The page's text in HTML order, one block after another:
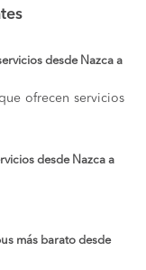
desde Nazca a
ofrecen servicios
desde Nazca a
más barato desde